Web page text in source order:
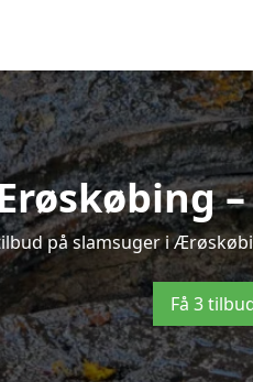
på slamsuger i
Få 3